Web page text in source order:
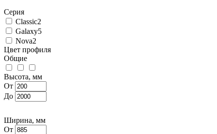
Серия
Classic2
Galaxy5
Nova2
Цвет профиля
Общие
Высота, мм
От
До
Ширина, мм
От